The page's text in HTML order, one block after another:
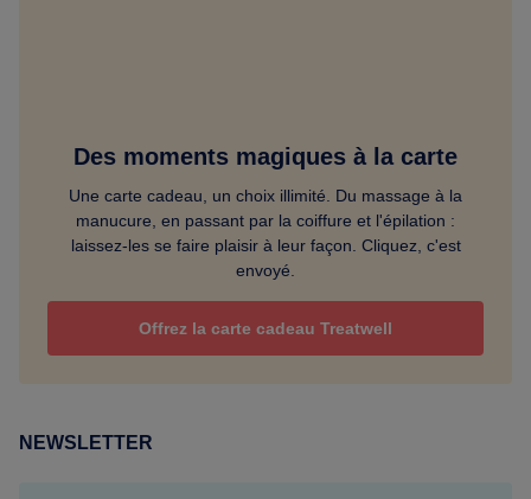
Des moments magiques à la carte
Une carte cadeau, un choix illimité. Du massage à la
manucure, en passant par la coiffure et l'épilation :
laissez-les se faire plaisir à leur façon. Cliquez, c'est
envoyé.
Offrez la carte cadeau Treatwell
NEWSLETTER